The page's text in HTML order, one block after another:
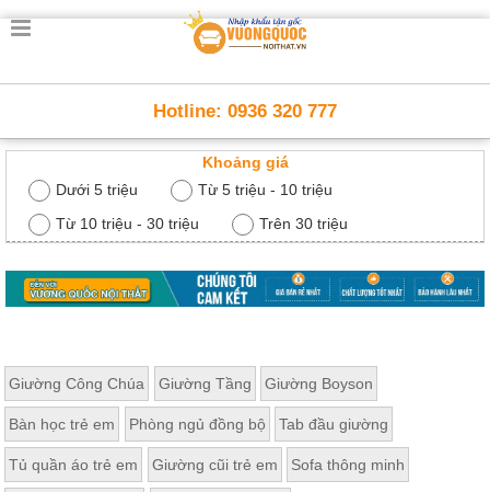
Trang
Thông
thông
Nội
Thất
tầng,
bàn
học, tủ
sách
Nội
Hotline: 0936 320 777
Khoảng giá
Dưới 5 triệu
Từ 5 triệu - 10 triệu
Từ 10 triệu - 30 triệu
Trên 30 triệu
Giường Công Chúa Giường Tầng Giường Boyson
Bàn học trẻ em Phòng ngủ đồng bộ Tab đầu giường
Tủ quần áo trẻ em Giường cũi trẻ em Sofa thông minh